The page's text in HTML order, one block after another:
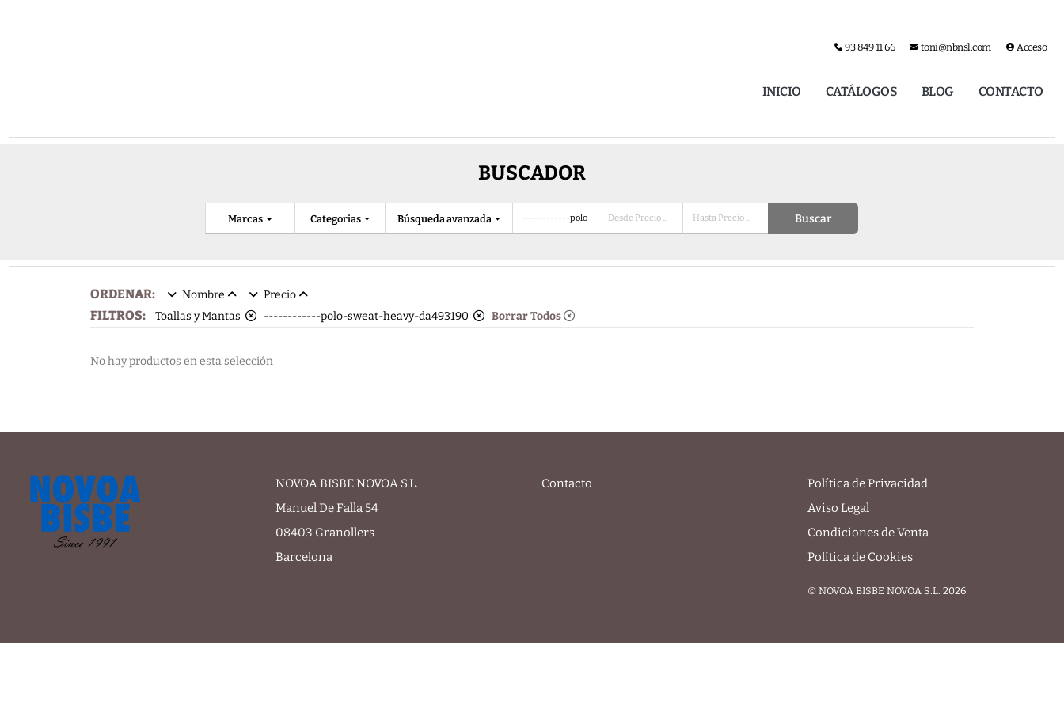
93 849 11 66 toni@nbnsl.com Acceso
INICIO CATÁLOGOS BLOG CONTACTO
BUSCADOR
Categorias
Marcas Búsqueda avanzada Buscar
ORDENAR: Nombre Precio
FILTROS: Toallas y Mantas ------------polo-sweat-heavy-da493190 Borrar Todos
No hay productos en esta selección
NOVOA BISBE NOVOA S.L.
Manuel De Falla 54
08403 Granollers
Barcelona
Contacto
Política de Privacidad
Aviso Legal
Condiciones de Venta
Política de Cookies
© NOVOA BISBE NOVOA S.L. 2026